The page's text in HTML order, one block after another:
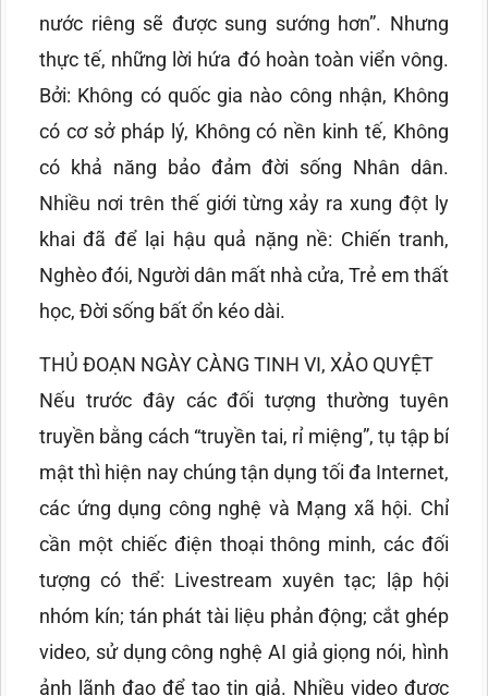
nước riêng sẽ được sung sướng hơn”. Nhưng
thực tế, những lời hứa đó hoàn toàn viển vông.
Bởi: Không có quốc gia nào công nhận, Không
có cơ sở pháp lý, Không có nền kinh tế, Không
có khả năng bảo đảm đời sống Nhân dân.
Nhiều nơi trên thế giới từng xảy ra xung đột ly
khai đã để lại hậu quả nặng nề: Chiến tranh,
Nghèo đói, Người dân mất nhà cửa, Trẻ em thất
học, Đời sống bất ổn kéo dài.
THỦ ĐOẠN NGÀY CÀNG TINH VI, XẢO QUYỆT
Nếu trước đây các đối tượng thường tuyên
truyền bằng cách “truyền tai, rỉ miệng”, tụ tập bí
mật thì hiện nay chúng tận dụng tối đa Internet,
các ứng dụng công nghệ và Mạng xã hội. Chỉ
cần một chiếc điện thoại thông minh, các đối
tượng có thể: Livestream xuyên tạc; lập hội
nhóm kín; tán phát tài liệu phản động; cắt ghép
video, sử dụng công nghệ AI giả giọng nói, hình
ảnh lãnh đạo để tạo tin giả. Nhiều video được